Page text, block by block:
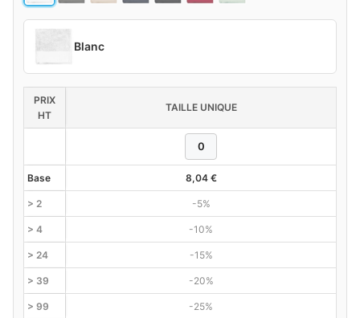
Blanc
PRIX
HT
TAILLE UNIQUE
Base 8,04 €
> 2 -5%
> 4 -10%
> 24 -15%
> 39 -20%
> 99 -25%